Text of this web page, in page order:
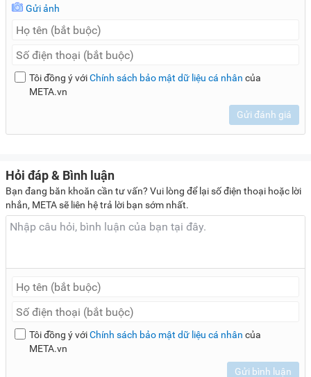
Gửi ảnh
Tôi đồng ý vớiChính sách bảo mật dữ liệu cá nhân của
META.vn
Gửi đánh giá
Hỏi đáp & Bình luận
Bạn đang băn khoăn cần tư vấn? Vui lòng để lại số điện thoại hoặc lời
nhắn, META sẽ liên hệ trả lời bạn sớm nhất.
Tôi đồng ý vớiChính sách bảo mật dữ liệu cá nhân của
META.vn
Gửi bình luận